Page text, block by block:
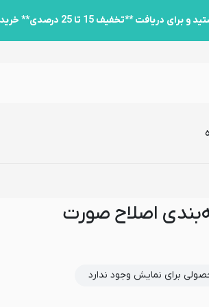
خرید کارت به کارت به پشتیبانی پیام دهید.
اصلاح صورت
برای نمایش وجود ندارد